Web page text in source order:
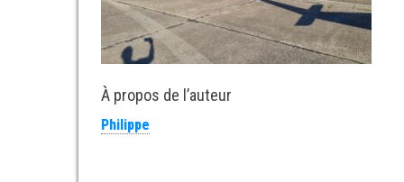
À propos de l’auteur
Philippe